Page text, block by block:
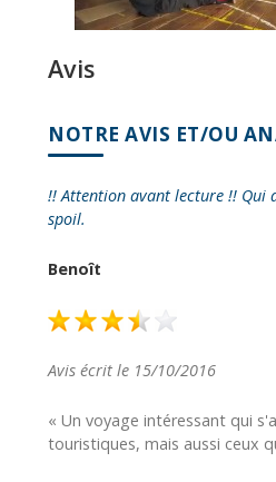
Avis
NOTRE AVIS ET/OU
!! Attention avant lecture !! Qui
spoil.
Benoît
Avis écrit le 15/10/2016
« Un voyage intéressant qui
touristiques, mais aussi ceux